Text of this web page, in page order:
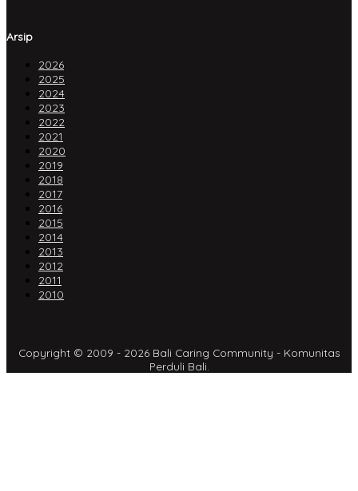
Arsip
2026
2025
2024
2023
2022
2021
2020
2019
2018
2017
2016
2015
2014
2013
2012
2011
2010
Copyright © 2009 - 2026 Bali Caring Community - Komunitas
Perduli Bali.